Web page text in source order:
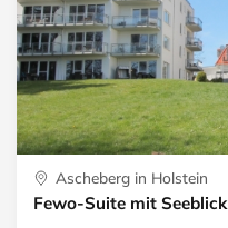
Ascheberg in Holstein
Fewo-Suite mit Seeblick